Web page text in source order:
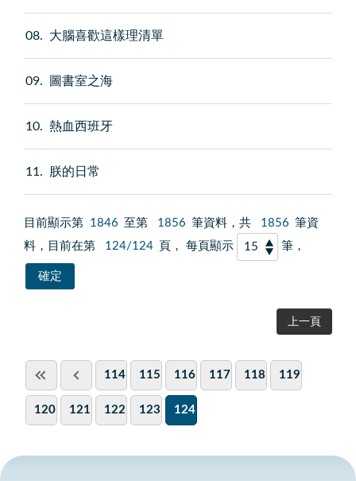
08 大腦喜歡這樣理清單
09 圖書室之海
10 熱血西班牙
11 朕的日常
目前顯示第 1846 至第 1856 筆資料，共 1856 筆資
料，目前在第
124/124 頁， 每頁顯示 筆，
上一頁
114 115 116 117 118 119
120 121 122 123 124